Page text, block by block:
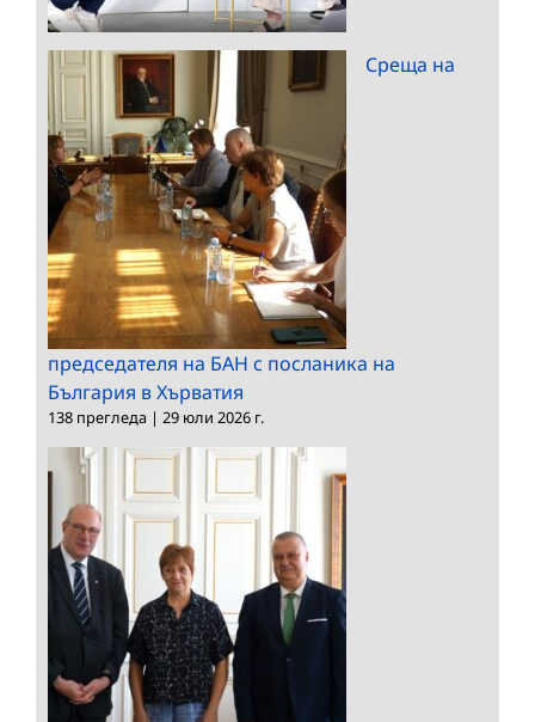
Среща на
председателя на БАН с посланика на
България в Хърватия
138 прегледа | 29 юли 2026 г.